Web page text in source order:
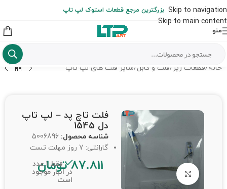
Skip to navigation
Skip to main content
از شهرستان به عهده مشتری است)
بزرگترین مرجع قطعات استوک لپ تاپ
منو
خانه /قطعات ریز /فلت و کابل /سایر فلت های لپ تاپ
برای بزرگنمایی کلیک کنید
فلت تاچ پد – لپ تاپ
دل 1545
شناسه محصول: 5006896
گارانتی: 7 روز مهلت تست
87.811 تومان
فقط 1 عدد
در انبار موجود
است